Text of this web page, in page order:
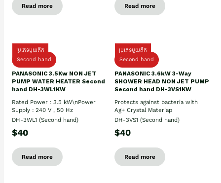
Read more Read more
ប្រភេទមួយតឹក
Second hand
PANASONIC 3.5Kw NON JET
PUMP WATER HEATER Second
hand DH-3WL1KW
Rated Power : 3.5 kW\nPower
Supply : 240 V , 50 Hz
DH-3WL1 (Second hand)
$40
Read more
ប្រភេទមួយតឹក
Second hand
PANASONIC 3.6kW 3-Way
SHOWER HEAD NON JET PUMP
Second hand DH-3VS1KW
Protects against bacteria with
Ag+ Crystal Materiap
DH-3VS1 (Second hand)
$40
Read more